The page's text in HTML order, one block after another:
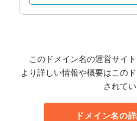
このドメイン名の運営サイ
より詳しい情報や概要はこの
されてい
ドメイン名の